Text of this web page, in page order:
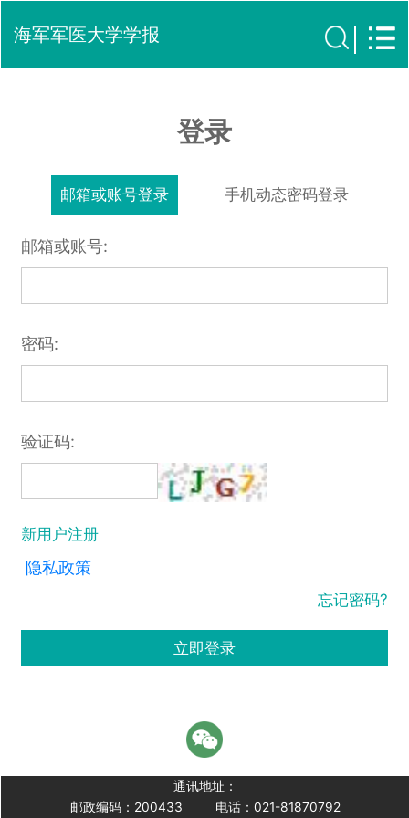
海军军医大学学报
登录
邮箱或账号登录 手机动态密码登录
邮箱或账号:
密码:
验证码:
新用户注册
隐私政策
忘记密码?
立即登录
通讯地址：
邮政编码：200433
电话：021-81870792